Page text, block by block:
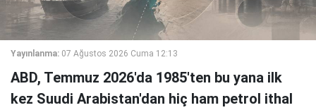
Yayınlanma: 07 Ağustos 2026 Cuma 12:13
ABD, Temmuz 2026'da 1985'ten bu yana ilk
kez Suudi Arabistan'dan hiç ham petrol ithal